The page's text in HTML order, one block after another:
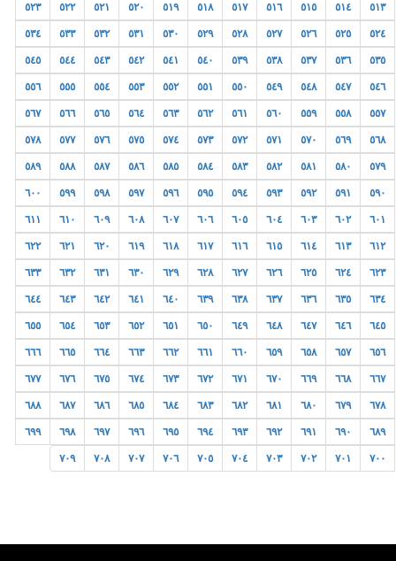
٥١٣ ٥١٤ ٥١٥ ٥١٦ ٥١٧ ٥١٨ ٥١٩ ٥٢٠ ٥٢١ ٥٢٢ ٥٢٣
٥٢٤ ٥٢٥ ٥٢٦ ٥٢٧ ٥٢٨ ٥٢٩ ٥٣٠ ٥٣١ ٥٣٢ ٥٣٣ ٥٣٤
٥٣٥ ٥٣٦ ٥٣٧ ٥٣٨ ٥٣٩ ٥٤٠ ٥٤١ ٥٤٢ ٥٤٣ ٥٤٤ ٥٤٥
٥٤٦ ٥٤٧ ٥٤٨ ٥٤٩ ٥٥٠ ٥٥١ ٥٥٢ ٥٥٣ ٥٥٤ ٥٥٥ ٥٥٦
٥٥٧ ٥٥٨ ٥٥٩ ٥٦٠ ٥٦١ ٥٦٢ ٥٦٣ ٥٦٤ ٥٦٥ ٥٦٦ ٥٦٧
٥٦٨ ٥٦٩ ٥٧٠ ٥٧١ ٥٧٢ ٥٧٣ ٥٧٤ ٥٧٥ ٥٧٦ ٥٧٧ ٥٧٨
٥٧٩ ٥٨٠ ٥٨١ ٥٨٢ ٥٨٣ ٥٨٤ ٥٨٥ ٥٨٦ ٥٨٧ ٥٨٨ ٥٨٩
٥٩٠ ٥٩١ ٥٩٢ ٥٩٣ ٥٩٤ ٥٩٥ ٥٩٦ ٥٩٧ ٥٩٨ ٥٩٩ ٦٠٠
٦٠١ ٦٠٢ ٦٠٣ ٦٠٤ ٦٠٥ ٦٠٦ ٦٠٧ ٦٠٨ ٦٠٩ ٦١٠ ٦١١
٦١٢ ٦١٣ ٦١٤ ٦١٥ ٦١٦ ٦١٧ ٦١٨ ٦١٩ ٦٢٠ ٦٢١ ٦٢٢
٦٢٣ ٦٢٤ ٦٢٥ ٦٢٦ ٦٢٧ ٦٢٨ ٦٢٩ ٦٣٠ ٦٣١ ٦٣٢ ٦٣٣
٦٣٤ ٦٣٥ ٦٣٦ ٦٣٧ ٦٣٨ ٦٣٩ ٦٤٠ ٦٤١ ٦٤٢ ٦٤٣ ٦٤٤
٦٤٥ ٦٤٦ ٦٤٧ ٦٤٨ ٦٤٩ ٦٥٠ ٦٥١ ٦٥٢ ٦٥٣ ٦٥٤ ٦٥٥
٦٥٦ ٦٥٧ ٦٥٨ ٦٥٩ ٦٦٠ ٦٦١ ٦٦٢ ٦٦٣ ٦٦٤ ٦٦٥ ٦٦٦
٦٦٧ ٦٦٨ ٦٦٩ ٦٧٠ ٦٧١ ٦٧٢ ٦٧٣ ٦٧٤ ٦٧٥ ٦٧٦ ٦٧٧
٦٧٨ ٦٧٩ ٦٨٠ ٦٨١ ٦٨٢ ٦٨٣ ٦٨٤ ٦٨٥ ٦٨٦ ٦٨٧ ٦٨٨
٦٨٩ ٦٩٠ ٦٩١ ٦٩٢ ٦٩٣ ٦٩٤ ٦٩٥ ٦٩٦ ٦٩٧ ٦٩٨ ٦٩٩
٧٠٠ ٧٠١ ٧٠٢ ٧٠٣ ٧٠٤ ٧٠٥ ٧٠٦ ٧٠٧ ٧٠٨ ٧٠٩